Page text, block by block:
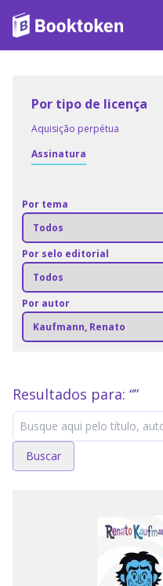
Por tipo de licença
Aquisição perpétua
Assinatura
Por tema
Por selo editorial
Por autor
Resultados para: “”
Buscar